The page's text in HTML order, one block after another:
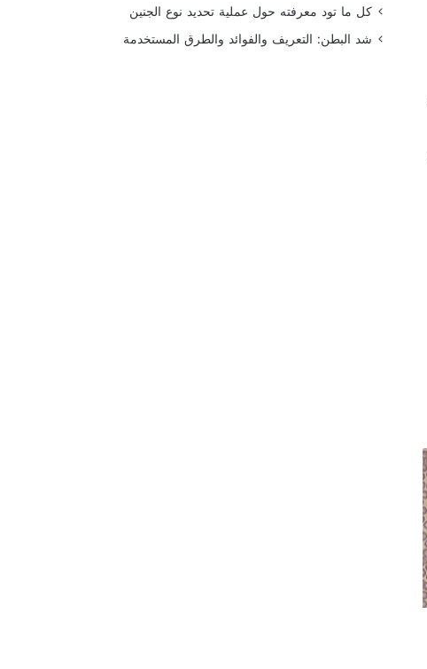
كل ما تود معرفته حول عملية تحديد نوع الجنين
شد البطن: التعريف والفوائد والطرق المستخدمة